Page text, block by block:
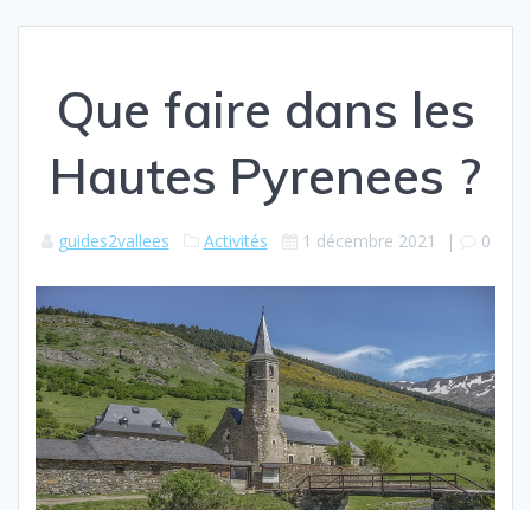
Que faire dans les
Hautes Pyrenees ?
guides2vallees Activités 1 décembre 2021 | 0